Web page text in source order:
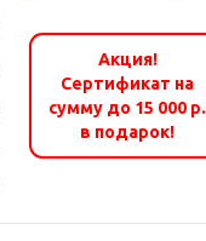
Акция!
Сертификат на
сумму до 15 000 р.
в подарок!